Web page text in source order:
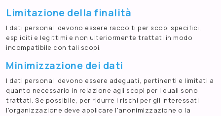
Limitazione della finalità
I dati personali devono essere raccolti per scopi specifici,
espliciti e legittimi e non ulteriormente trattati in modo
incompatibile con tali scopi.
Minimizzazione dei dati
I dati personali devono essere adeguati, pertinenti e limitati a
quanto necessario in relazione agli scopi per i quali sono
trattati. Se possibile, per ridurre i rischi per gli interessati
l’organizzazione deve applicare l'anonimizzazione o la